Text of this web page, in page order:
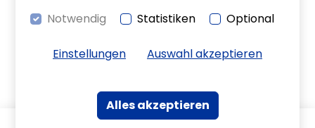
Notwendig
Statistiken Optional
Einstellungen Auswahl akzeptieren
Alles akzeptieren